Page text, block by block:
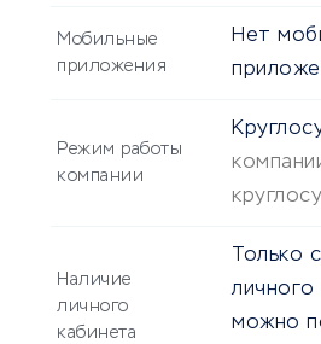
Мобильные
приложения
Нет
Режим работы
компании
Наличие
личного
кабинета
Только
личного
можно